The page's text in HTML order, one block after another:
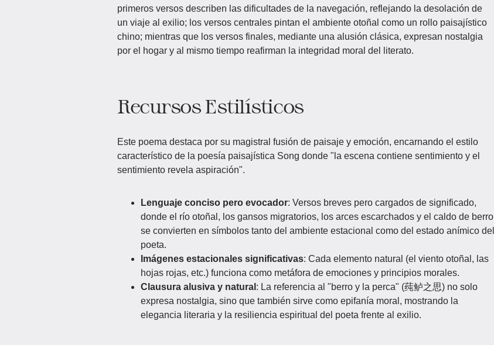
primeros versos describen las dificultades de la navegación, reflejando la desolación de
un viaje al exilio; los versos centrales pintan el ambiente otoñal como un rollo paisajístico
chino; mientras que los versos finales, mediante una alusión clásica, expresan nostalgia
por el hogar y al mismo tiempo reafirman la integridad moral del literato.
Recursos Estilísticos
Este poema destaca por su magistral fusión de paisaje y emoción, encarnando el estilo
característico de la poesía paisajística Song donde "la escena contiene sentimiento y el
sentimiento revela aspiración".
Lenguaje conciso pero evocador: Versos breves pero cargados de significado,
donde el río otoñal, los gansos migratorios, los arces escarchados y el caldo de berro
se convierten en símbolos tanto del ambiente estacional como del estado anímico del
poeta.
Imágenes estacionales significativas: Cada elemento natural (el viento otoñal, las
hojas rojas, etc.) funciona como metáfora de emociones y principios morales.
Clausura alusiva y natural : La referencia al "berro y la perca" (莼鲈之思) no solo
expresa nostalgia, sino que también sirve como epifanía moral, mostrando la
elegancia literaria y la resiliencia espiritual del poeta frente al exilio.